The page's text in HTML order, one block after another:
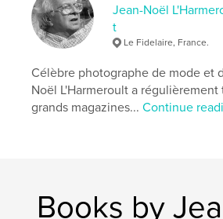
philosophie , peinture ,
photo de rue
Jean-Noël
t
Le Fidelaire, France.
Célèbre photographe de mode et
Noël L'Harmeroult a
grands magazines...Continue
Books by